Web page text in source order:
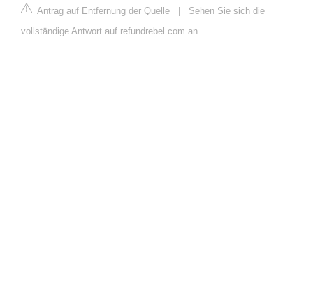
Antrag auf Entfernung der Quelle
Sehen Sie sich die
vollständige Antwort auf refundrebel.com an